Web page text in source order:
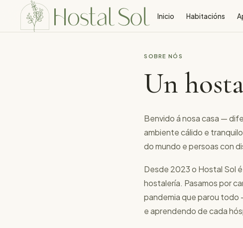
Inicio Habitacións
SOBRE NÓS
Un
Benvido á nosa casa —
ambiente cálido e
do mundo e persoas con
Desde 2023 o Hostal Sol
hostalería. Pasamos por
pandemia que parou todo
e aprendendo de cada